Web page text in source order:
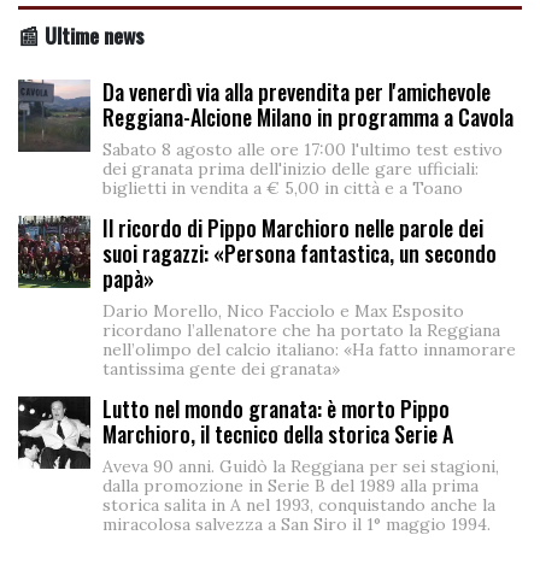
📰 Ultime news
Da venerdì via alla prevendita per l'amichevole
Reggiana-Alcione Milano in programma a Cavola
Sabato 8 agosto alle ore 17:00 l'ultimo test estivo
dei granata prima dell'inizio delle gare ufficiali:
biglietti in vendita a € 5,00 in città e a Toano
Il ricordo di Pippo Marchioro nelle parole dei
suoi ragazzi: «Persona fantastica, un secondo
papà»
Dario Morello, Nico Facciolo e Max Esposito
ricordano l’allenatore che ha portato la Reggiana
nell’olimpo del calcio italiano: «Ha fatto innamorare
tantissima gente dei granata»
Lutto nel mondo granata: è morto Pippo
Marchioro, il tecnico della storica Serie A
Aveva 90 anni. Guidò la Reggiana per sei stagioni,
dalla promozione in Serie B del 1989 alla prima
storica salita in A nel 1993, conquistando anche la
miracolosa salvezza a San Siro il 1° maggio 1994.